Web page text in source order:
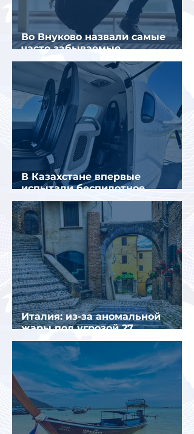
Во Внуково назвали самые
часто забываемые
пассажирами вещи
В Казахстане впервые
испытали беспилотное
аэротакси с пассажирами
Италия: из-за аномальной
жары под угрозой 27
крупнейших городов